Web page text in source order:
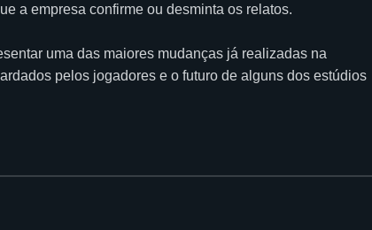
a empresa confirme ou desminta os relatos.
uma das maiores mudanças já realizadas na
pelos jogadores e o futuro de alguns dos estúdios